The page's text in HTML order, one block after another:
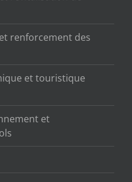
renforcement des
et touristique
et